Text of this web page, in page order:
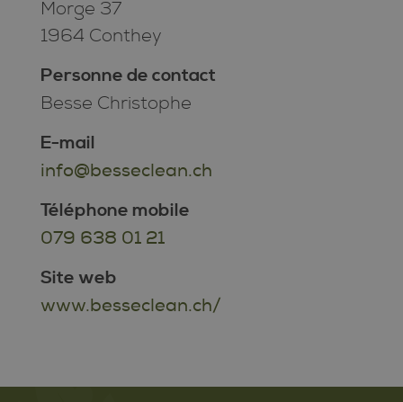
Morge 37
1964 Conthey
Personne de contact
Besse Christophe
E-mail
info@besseclean.ch
Téléphone mobile
079 638 01 21
Site web
www.besseclean.ch/